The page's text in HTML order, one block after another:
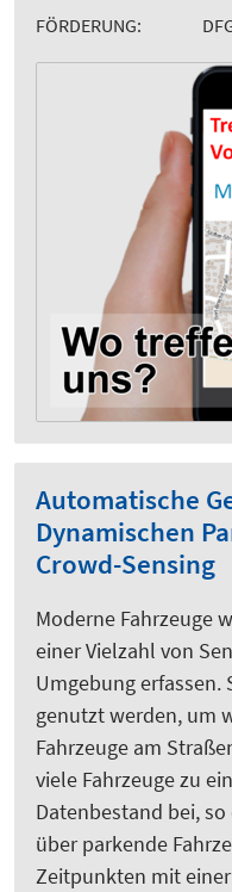
FÖRDERUNG:
Automatische
Dynamischen
Crowd-Sensing
Moderne Fahrzeuge
einer Vielzahl von
Umgebung erfassen.
genutzt werden, um
Fahrzeuge am
viele Fahrzeuge zu
Datenbestand bei,
über parkende
Zeitpunkten mit